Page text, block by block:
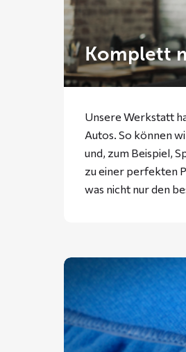
Komplett
Unsere Werkstatt
Autos. So können
und, zum Beispiel,
zu einer perfekten
was nicht nur den